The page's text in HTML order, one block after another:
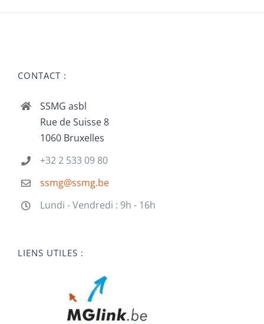
CONTACT :
SSMG asbl
Rue de Suisse 8
1060 Bruxelles
+32 2 533 09 80
ssmg@ssmg.be
Lundi - Vendredi : 9h - 16h
LIENS UTILES :